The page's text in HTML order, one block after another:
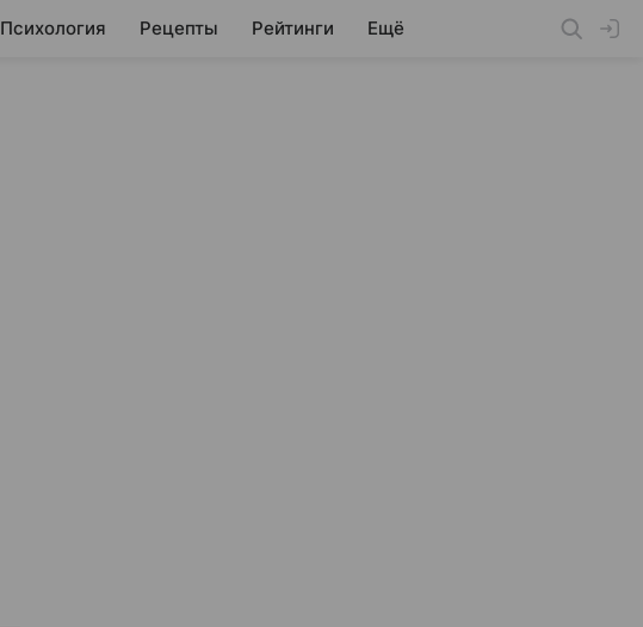
Психология Рецепты Рейтинги Ещё